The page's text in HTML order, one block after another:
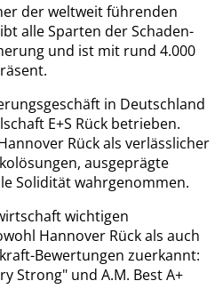
der weltweit führenden
alle Sparten der Schaden-
und ist mit rund 4.000
in Deutschland
E+S Rück betrieben.
Rück als verlässlicher
ausgeprägte
Solidität wahrgenommen.
wichtigen
Hannover Rück als auch
Bewertungen zuerkannt:
Strong" und A.M. Best A+